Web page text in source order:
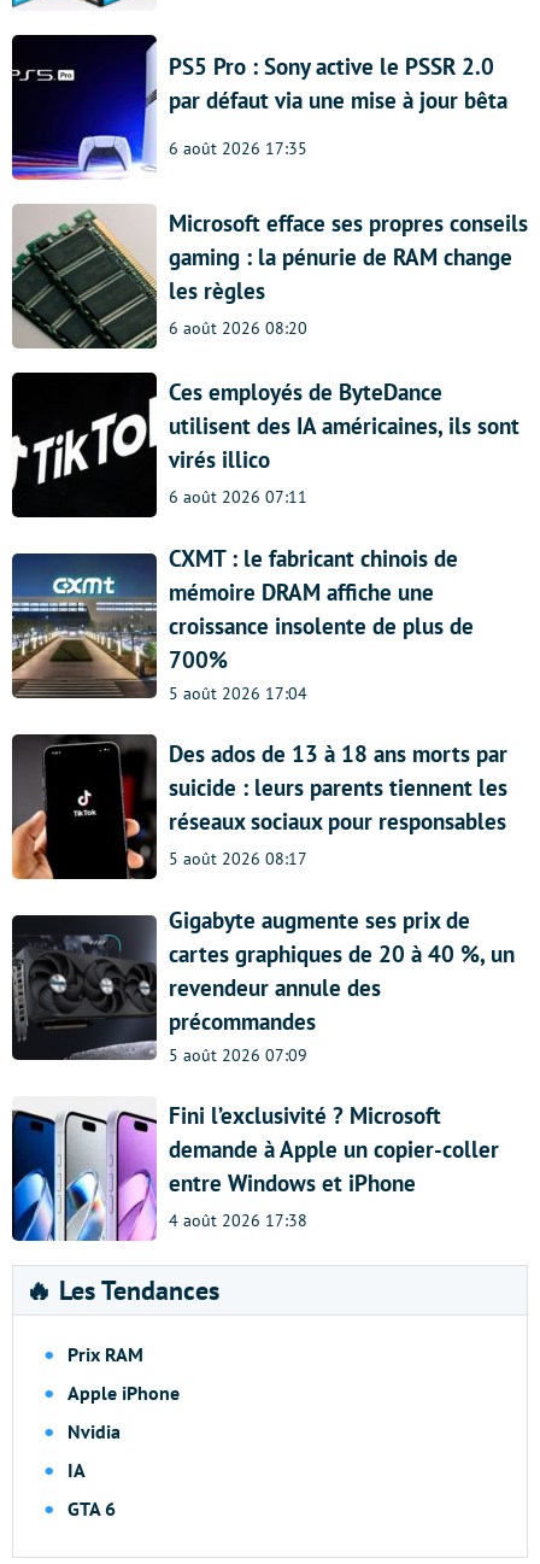
PS5 Pro : Sony active le PSSR 2.0
par défaut via une mise à jour bêta
6 août 2026 17:35
Microsoft efface ses propres conseils
gaming : la pénurie de RAM change
les règles
6 août 2026 08:20
Ces employés de ByteDance
utilisent des IA américaines, ils sont
virés illico
6 août 2026 07:11
CXMT : le fabricant chinois de
mémoire DRAM affiche une
croissance insolente de plus de
700%
5 août 2026 17:04
Des ados de 13 à 18 ans morts par
suicide : leurs parents tiennent les
réseaux sociaux pour responsables
5 août 2026 08:17
Gigabyte augmente ses prix de
cartes graphiques de 20 à 40 %, un
revendeur annule des
précommandes
5 août 2026 07:09
Fini l’exclusivité ? Microsoft
demande à Apple un copier-coller
entre Windows et iPhone
4 août 2026 17:38
🔥 Les Tendances
Prix RAM
Apple iPhone
Nvidia
IA
GTA 6